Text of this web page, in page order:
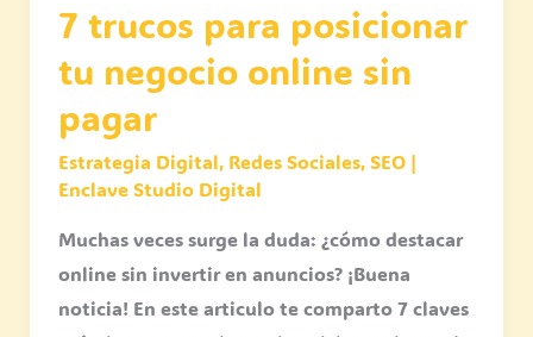
7 trucos para posicionar
tu negocio online sin
pagar
Estrategia Digital, Redes Sociales,SEO|
Enclave Studio Digital
Muchas veces surge la duda: ¿cómo destacar
online sin invertir en anuncios? ¡Buena
noticia! En este articulo te comparto 7 claves